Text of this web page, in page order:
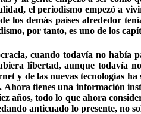
el periodismo empezó a
los demás países alrededor
por tanto, es uno de los
cuando todavía no
libertad, aunque todavía
y de las nuevas tecnologías
Ahora tienes una información
años, todo lo que ahora
anticuado lo presente, no